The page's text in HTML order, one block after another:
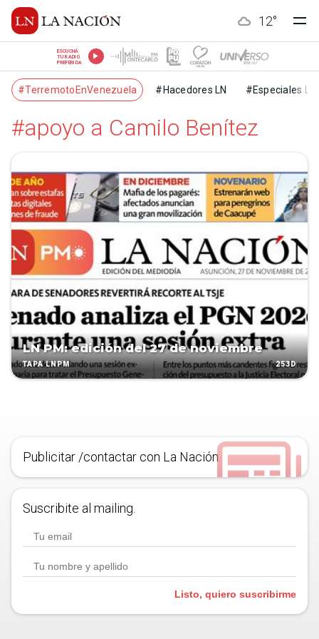
12°
ESCUCHÁ
TU RADIO
PREFERIDA
#TerremotoEnVenezuela #Hacedores LN #Especiales LN
#apoyo a Camilo Benítez
LN PM: edición del 27 de noviembre
TAPA LNPM 253D
Publicitar /contactar con La Nación
Suscribite al mailing.
Listo, quiero suscribirme